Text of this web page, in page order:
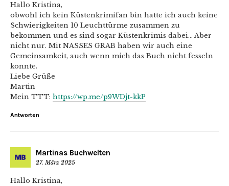
Hallo Kristina,
obwohl ich kein Küstenkrimifan bin hatte ich auch keine
Schwierigkeiten 10 Leuchttürme zusammen zu
bekommen und es sind sogar Küstenkrimis dabei… Aber
nicht nur. Mit NASSES GRAB haben wir auch eine
Gemeinsamkeit, auch wenn mich das Buch nicht fesseln
konnte.
Liebe Grüße
Martin
Mein TTT: https://wp.me/p9WDjt-kkP
Antworten
Martinas Buchwelten
27. März 2025
Hallo Kristina,